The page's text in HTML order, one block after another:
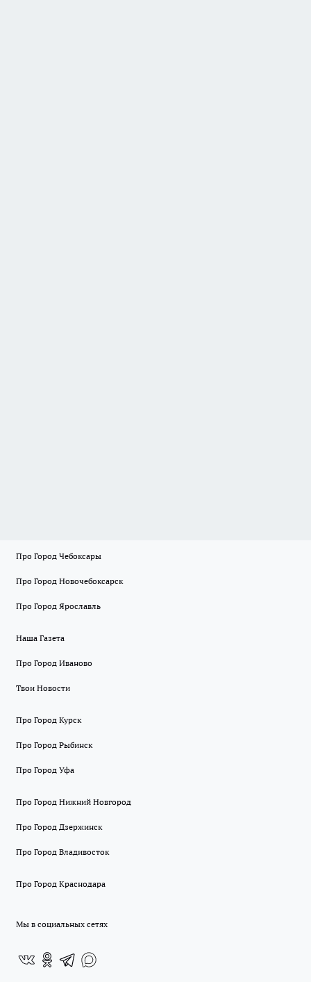
Про Город Чебоксары
Про Город Новочебоксарск
Про Город Ярославль
Наша Газета
Про Город Иваново
Твои Новости
Про Город Курск
Про Город Рыбинск
Про Город Уфа
Про Город Нижний Новгород
Про Город Дзержинск
Про Город Владивосток
Про Город Краснодара
Мы в социальных сетях